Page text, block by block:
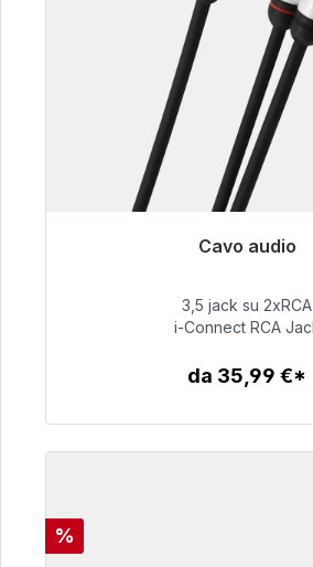
Cavo audio
Pronto per la spedizione
51,99 €
3,5 jack su 2xRCA
i-Connect RCA
da 35,99 €*
Sconto
%